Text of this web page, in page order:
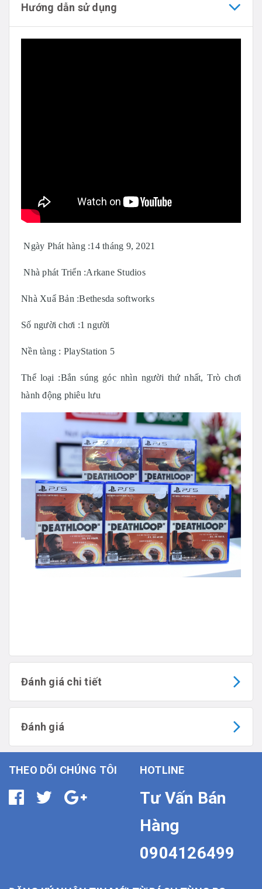
Hướng dẫn sử dụng
Ngày Phát hàng :14 tháng 9, 2021
Nhà phát Triển :Arkane Studios
Nhà Xuẩ Bản :Bethesda softworks
Số người chơi :1 người
Nền tàng : PlayStation 5
Thể loại :Bắn súng góc nhìn người thứ nhất, Trò chơi
hành động phiêu lưu
Đánh giá chi tiết
Đánh giá
THEO DÕI CHÚNG TÔI HOTLINE
Tư Vấn Bán
Hàng
0904126499